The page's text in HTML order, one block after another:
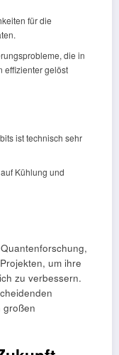
für die
die in
effizienter gelöst
ist technisch sehr
Kühlung und
um ihre
zu verbessern.
großen